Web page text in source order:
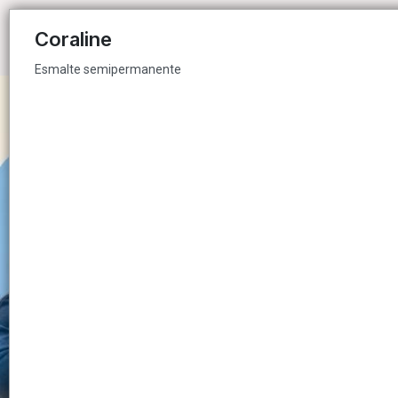
Esmalte semipermanente
Coraline
Esmalte semipermanente